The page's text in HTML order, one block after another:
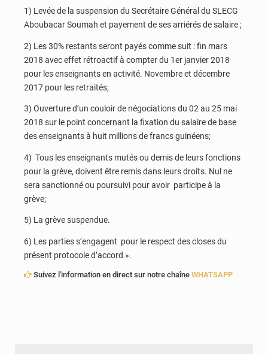
1) Levée de la suspension du Secrétaire Général du SLECG
Aboubacar Soumah et payement de ses arriérés de salaire ;
2) Les 30% restants seront payés comme suit : fin mars
2018 avec effet rétroactif à compter du 1er janvier 2018
pour les enseignants en activité. Novembre et décembre
2017 pour les retraités;
3) Ouverture d’un couloir de négociations du 02 au 25 mai
2018 sur le point concernant la fixation du salaire de base
des enseignants à huit millions de francs guinéens;
4) Tous les enseignants mutés ou demis de leurs fonctions
pour la grève, doivent être remis dans leurs droits. Nul ne
sera sanctionné ou poursuivi pour avoir participe à la
grève;
5) La grève suspendue.
6) Les parties s’engagent pour le respect des closes du
présent protocole d’accord ».
Suivez l'information en direct sur notre chaîne WHATSAPP